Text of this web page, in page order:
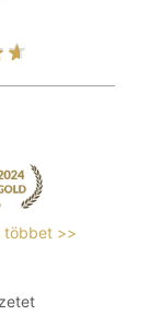
többet >>